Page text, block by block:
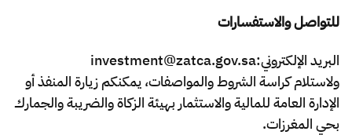
للتواصل والاستفسارات
البريد الإلكتروني:investment@zatca.gov.sa
ولاستلام كراسة الشروط والمواصفات، يمكنكم زيارة المنفذ أو
الإدارة العامة للمالية والاستثمار بهيئة الزكاة والضريبة والجمارك
بحي المغرزات.